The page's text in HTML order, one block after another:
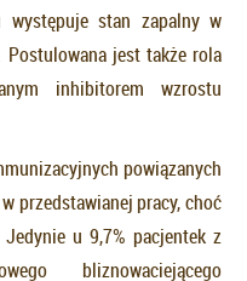
stan zapalny w
Postulowana jest także rola
inhibitorem wzrostu
powiązanych
przedstawianej pracy, choć
u 9,7% pacjentek z
bliznowaciejącego